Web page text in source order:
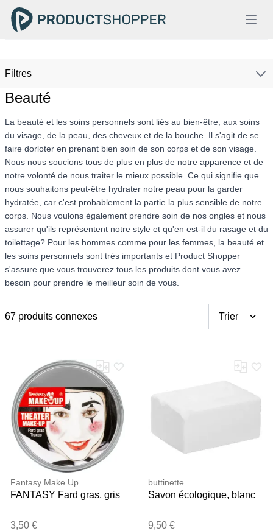
Filtres
Beauté
La beauté et les soins personnels sont liés au bien-être, aux soins
du visage, de la peau, des cheveux et de la bouche. Il s'agit de se
faire dorloter en prenant bien soin de son corps et de son visage.
Nous nous soucions tous de plus en plus de notre apparence et de
notre volonté de nous traiter le mieux possible. Ce qui signifie que
nous souhaitons peut-être hydrater notre peau pour la garder
hydratée, car c'est probablement la partie la plus sensible de notre
corps. Nous voulons également prendre soin de nos ongles et nous
assurer qu'ils représentent notre style et qu'en est-il du rasage et du
toilettage? Pour les hommes comme pour les femmes, la beauté et
les soins personnels sont très importants et Product Shopper
s'assure que vous trouverez tous les produits dont vous avez
besoin pour prendre le meilleur soin de vous.
67 produits connexes Trier
Fantasy Make Up
FANTASY Fard gras, gris
3,50 €
buttinette
Savon écologique, blanc
9,50 €